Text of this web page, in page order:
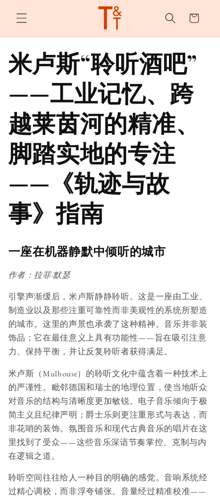
容
物
米卢斯“聆听酒吧”
——工业记忆、跨
越莱茵河的精准、
脚踏实地的专注
——《轨迹与故
事》指南
一座在机器静默中倾听的城市
作者：拉菲·默瑟
引擎声渐缓后，米卢斯静静聆听。这是一座由工业、
制造业以及那些注重可靠性而非美观性的系统所塑造
的城市。这里的声景也承袭了这种精神。音乐并非装
饰品；它在最佳意义上具有功能性——旨在吸引注意
力、保持平衡，并让反复聆听者获得满足。
米卢斯（Mulhouse）的聆听文化中蕴含着一种技术上
的严谨性。毗邻德国和瑞士的地理位置，使当地听众
对音乐的结构与清晰度更加敏锐。电子音乐倾向于极
简主义且纪律严明；爵士乐则更注重形式与表达，而
非花哨的装饰。氛围音乐和现代古典音乐的唱片在这
里找到了受众——这些音乐深谙节奏掌控、克制与内
在逻辑之道。
聆听空间往往给人一种目的明确的感觉。音响系统经
过精心调校，而非浮夸铺张。音量经过精准校准——